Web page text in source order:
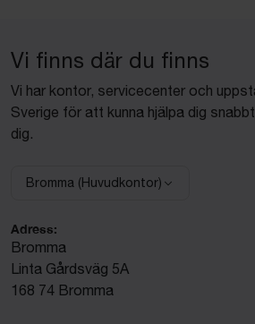
Vi finns där du finns
Vi har kontor, servicecenter och
Sverige för att kunna hjälpa dig
dig.
Välj anläggning:
Bromma (Huvudkontor)
Adress:
Bromma
Linta Gårdsväg 5A
168 74 Bromma